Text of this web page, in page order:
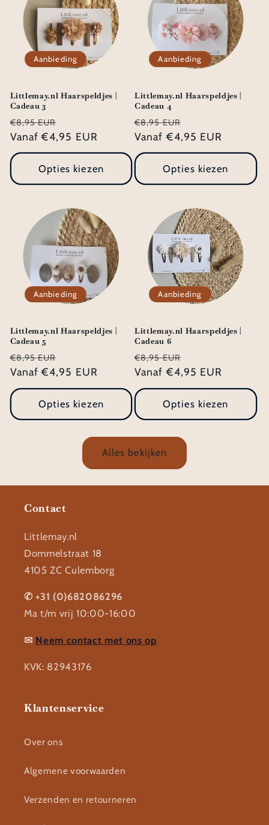
Aanbieding
Littlemay.nl Haarspeldjes |
Cadeau 3
Normale
prijs
€8,95 EUR
Aanbiedingsprijs
Vanaf €4,95 EUR
Opties kiezen
Aanbieding
Littlemay.nl Haarspeldjes |
Cadeau 4
Normale
prijs
€8,95 EUR
Vanaf €4,95 EUR
Opties kiezen
Aanbieding
Littlemay.nl Haarspeldjes |
Cadeau 5
Normale
prijs
€8,95 EUR
Aanbiedingsprijs
Vanaf €4,95 EUR
Opties kiezen
Aanbieding
Littlemay.nl Haarspeldjes |
Cadeau 6
Normale
prijs
€8,95 EUR
Vanaf €4,95 EUR
Opties kiezen
Alles bekijken
Contact
Littlemay.nl
Dommelstraat 18
4105 ZC Culemborg
✆ +31 (0)682086296
Ma t/m vrij 10:00-16:00
✉ Neem contact met ons op
KVK: 82943176
Klantenservice
Over ons
Algemene voorwaarden
Verzenden en retourneren